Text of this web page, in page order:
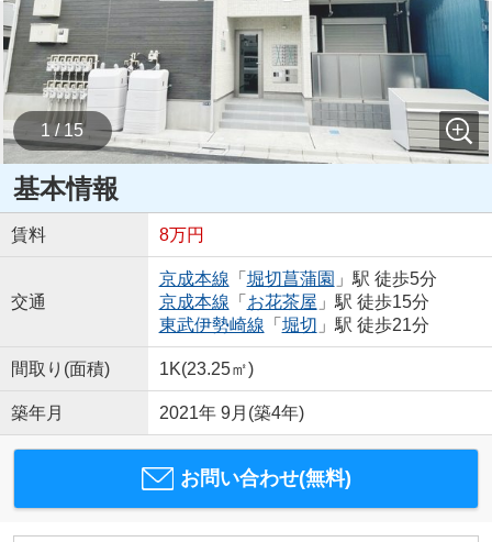
1 / 15
基本情報
賃料 8万円
交通
京成本線 「 堀切菖蒲園 」駅 徒歩5分
京成本線 「 お花茶屋 」駅 徒歩15分
東武伊勢崎線 「 堀切 」駅 徒歩21分
間取り(面積) 1K(23.25㎡)
築年月 2021年 9月(築4年)
お問い合わせ(無料)